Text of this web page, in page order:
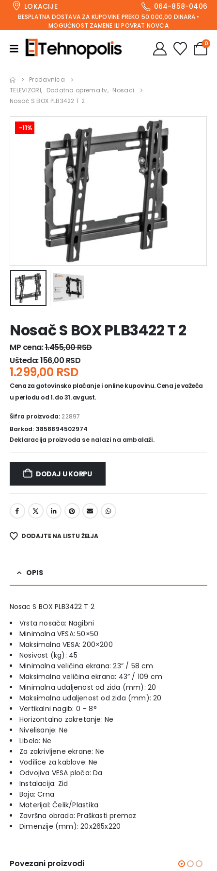
LOKACIJE 064-858-0406
BESPLATNA DOSTAVA ZA KUPOVINE PREKO 50.000,00 DINARA •
MOGUĆNOST ZAMENE ILI POVRAT NOVCA
0
Prodavnica
TELEVIZORI, Dodatna oprema tv, Nosaci
Nosač S BOX PLB3422 T 2
-11%
Nosač S BOX PLB3422 T 2
MP cena:1.455,00RSD
Ušteda:156,00 RSD
1.299,00 RSD
Cena za gotovinsko plaćanje i online kupovinu. Cena je važeća
u periodu od 1. do 31. avgust.
Šifra proizvoda: 22897
Barkod: 3858894502974
Deklaracija proizvoda se nalazi na ambalaži.
DODAJ U KORPU
DODAJTE NA LISTU ŽELJA
OPIS
Nosac S BOX PLB3422 T 2
Vrsta nosača: Nagibni
Minimalna VESA: 50×50
Maksimalna VESA: 200×200
Nosivost (kg): 45
Minimalna veličina ekrana: 23” / 58 cm
Maksimalna veličina ekrana: 43” / 109 cm
Minimalna udaljenost od zida (mm): 20
Maksimalna udaljenost od zida (mm): 20
Vertikalni nagib: 0 – 8°
Horizontalno zakretanje: Ne
Nivelisanje: Ne
Libela: Ne
Za zakrivljene ekrane: Ne
Vodilice za kablove: Ne
Odvojiva VESA ploča: Da
Instalacija: Zid
Boja: Crna
Materijal: Čelik/Plastika
Završna obrada: Praškasti premaz
Dimenzije (mm): 20x265x220
Povezani proizvodi